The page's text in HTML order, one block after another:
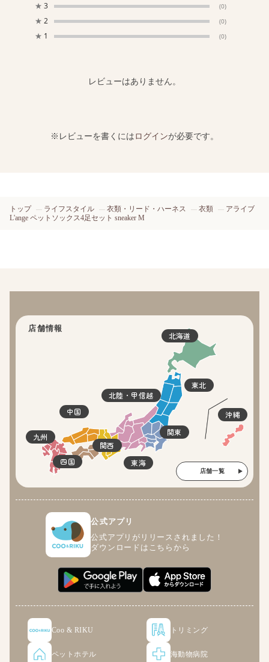
★ 3 (0)
★ 2 (0)
★ 1 (0)
レビューはありません。
※レビューを書くにはログインが必要です。
トップ ライフスタイル 衣類・リード・ハーネス 衣類
アライブ
L'ange ペットソックス4足セット sneaker M
店舗情報
北海道
東北
関東
北陸・甲信越
東海
関西
四国
中国
九州
沖縄
店舗一覧
公式アプリ
公式アプリがリリースされました！
ダウンロードはこちらから
Coo & RIKU トリミング
ペットホテル 海動物病院